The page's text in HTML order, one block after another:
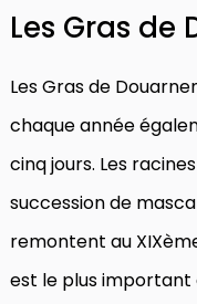
Les Gras de
Les Gras de
chaque année
cinq jours. Les
succession de
remontent au
est le plus